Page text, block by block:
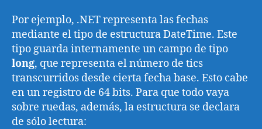
Por ejemplo, .NET representa las fechas
mediante el tipo de estructura DateTime. Este
tipo guarda internamente un campo de tipo
long, que representa el número de tics
transcurridos desde cierta fecha base. Esto cabe
en un registro de 64 bits. Para que todo vaya
sobre ruedas, además, la estructura se declara
de sólo lectura: